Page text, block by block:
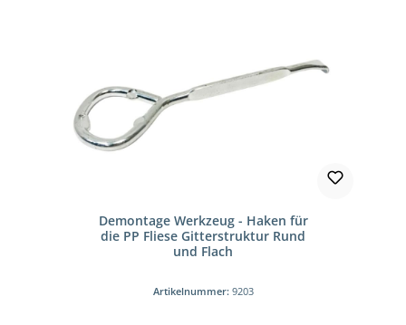
Demontage Werkzeug - Haken für
die PP Fliese Gitterstruktur Rund
und Flach
Artikelnummer: 9203